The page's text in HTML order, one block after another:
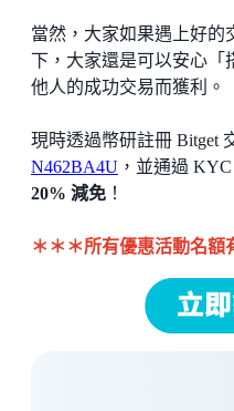
當然，大家如果遇上好的
下，大家還是可以安心「
他人的成功交易而獲利。
現時透過幣研註冊 Bitget
N462BA4U ，並通過
20% 減免 ！
＊＊＊所有優惠活動名額